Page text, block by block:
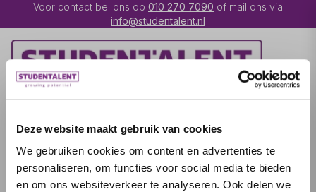
Deze website maakt gebruik van cookies
We gebruiken cookies om content en advertenties te
personaliseren, om functies voor social media te bieden
en om ons websiteverkeer te analyseren. Ook delen we
Voor contact bel ons op 010 270 7090 of mail ons via
info@studentalent.nl
UITZENDKRACHT
IK BEN WERKGEVER OVER STUDENTALENT